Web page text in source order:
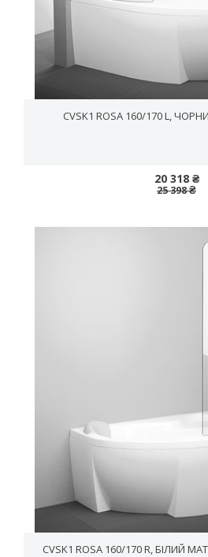
CVSK1 ROSA 160/170 L,
20 318 ₴
25 398 ₴
CVSK1 ROSA 160/170 R, БІЛИЙ